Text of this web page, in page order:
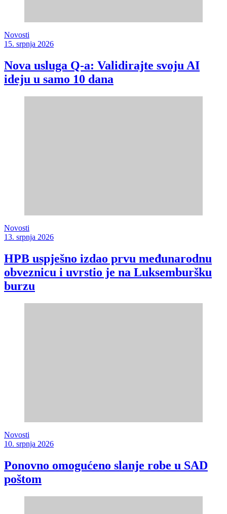
Novosti
15. srpnja 2026
Nova usluga Q-a: Validirajte svoju AI
ideju u samo 10 dana
Novosti
13. srpnja 2026
HPB uspješno izdao prvu međunarodnu
obveznicu i uvrstio je na Luksemburšku
burzu
Novosti
10. srpnja 2026
Ponovno omogućeno slanje robe u SAD
poštom